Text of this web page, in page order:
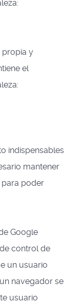
propia y
el
indispensables
mantener
para poder
Google
control de
un usuario
navegador se
usuario